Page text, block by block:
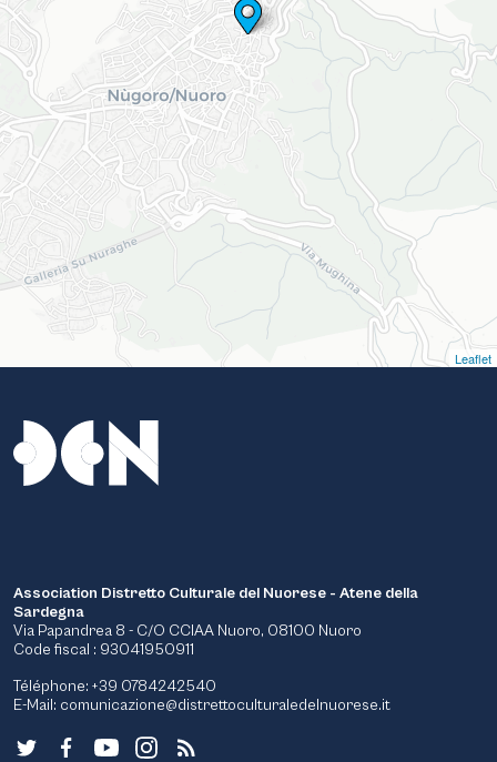
Leaflet
Association Distretto Culturale del Nuorese - Atene della
Sardegna
Via Papandrea 8 - C/O CCIAA Nuoro, 08100 Nuoro
Code fiscal : 93041950911
Téléphone: +39 0784242540
E-Mail: comunicazione@distrettoculturaledelnuorese.it